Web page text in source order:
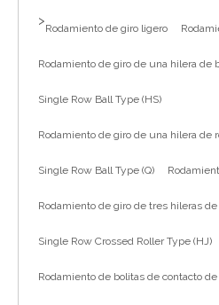
>
Rodamiento de giro ligero
Rodamiento de giro de una hilera de
Single Row Ball Type (HS)
Rodamiento de giro de una hilera de
Single Row Ball Type (Q)
Rodamiento de giro de tres hileras
Single Row Crossed Roller Type (HJ)
Rodamiento de bolitas de contacto